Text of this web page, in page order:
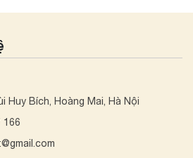
Huy Bích, Hoàng Mai, Hà Nội
166